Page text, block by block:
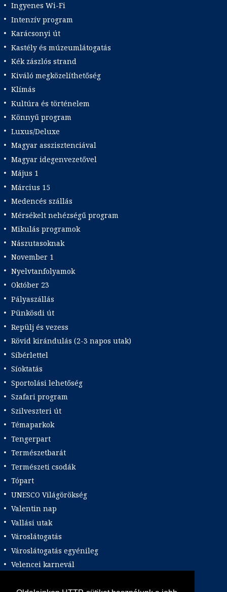
Ingyenes Wi-Fi
Intenzív program
Karácsonyi út
Kastély és múzeumlátogatás
Kék zászlós strand
Kiváló megközelíthetőség
Klímás
Kultúra és történelem
Könnyű program
Luxus/Deluxe
Magyar asszisztenciával
Magyar idegenvezetővel
Május 1
Március 15
Medencés szállás
Mérsékelt nehézségű program
Mikulás programok
Nászutasoknak
November 1
Nyelvtanfolyamok
Október 23
Pályaszállás
Pünkösdi út
Repülj és vezess
Rövid kirándulás (2-3 napos utak)
Síbérlettel
Síoktatás
Sportolási lehetőség
Szafari program
Szilveszteri út
Témaparkok
Tengerpart
Természetbarát
Természeti csodák
Tópart
UNESCO Világörökség
Valentin nap
Vallási utak
Városlátogatás
Városlátogatás egyénileg
Velencei karnevál